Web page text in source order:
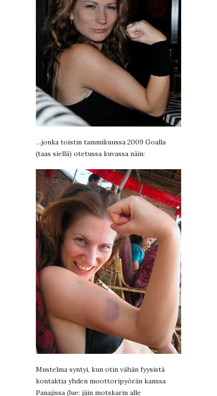
…jonka toistin tammikuussa 2009 Goalla
(taas siellä) otetussa kuvassa näin:
Mustelma syntyi, kun otin vähän fyysistä
kontaktia yhden moottoripyörän kanssa
Panajissa (lue: jäin motskarin alle